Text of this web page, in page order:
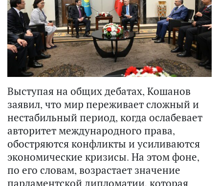
Выступая на общих дебатах, Кошанов
заявил, что мир переживает сложный и
нестабильный период, когда ослабевает
авторитет международного права,
обостряются конфликты и усиливаются
экономические кризисы. На этом фоне,
по его словам, возрастает значение
парламентской дипломатии, которая